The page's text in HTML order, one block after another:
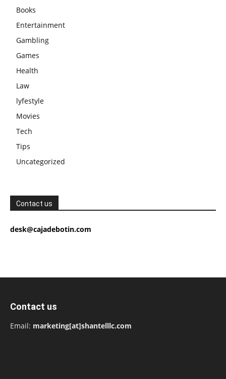
Books
Entertainment
Gambling
Games
Health
Law
lyfestyle
Movies
Tech
Tips
Uncategorized
Contact us
desk@cajadebotin.com
Contact us
Email: marketing[at]shantelllc.com